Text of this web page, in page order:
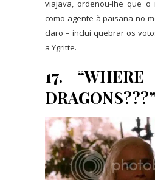
viajava, ordenou-lhe que o
como agente à paisana no
claro – inclui quebrar os
a Ygritte.
17.
DRAGONS???”